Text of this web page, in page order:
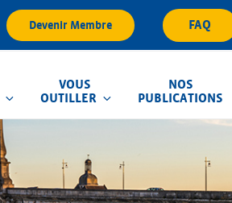
Devenir Membre FAQ
VOUS
OUTILLER
NOS
PUBLICATIONS